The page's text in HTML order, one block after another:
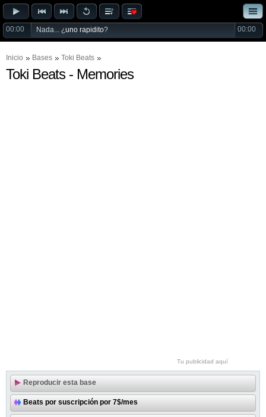
00:00 Nada... ¿uno rapidito? 00:00
Inicio Bases Toki Beats
Toki Beats - Memories
Tu publicidad aquí
Reproducir esta base
Beats por suscripción por 7$/mes